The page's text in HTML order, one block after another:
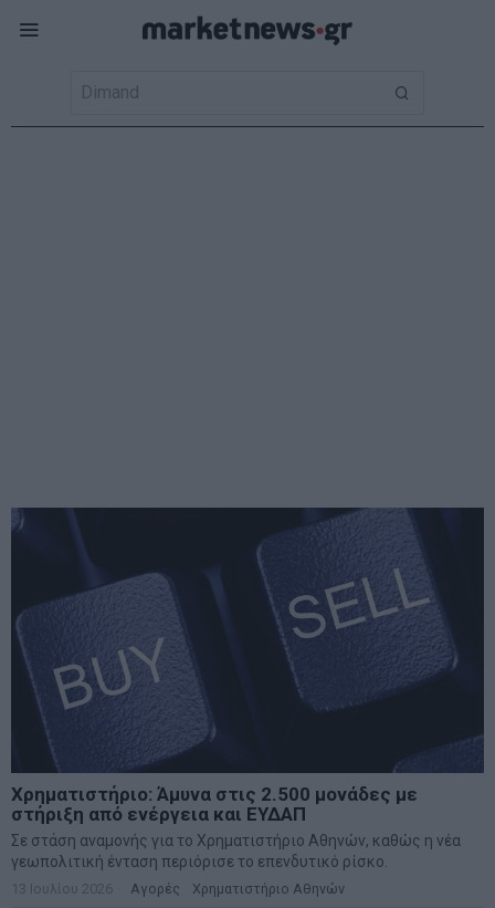
Χρηματιστήριο: Άμυνα στις 2.500 μονάδες με
στήριξη από ενέργεια και ΕΥΔΑΠ
Σε στάση αναμονής για το Χρηματιστήριο Αθηνών, καθώς η νέα
γεωπολιτική ένταση περιόρισε το επενδυτικό ρίσκο.
13 Ιουλίου 2026 Αγορές Χρηματιστήριο Αθηνών